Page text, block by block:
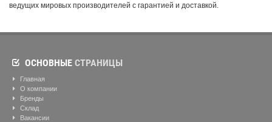
ведущих мировых производителей с гарантией и доставкой.
ОСНОВНЫЕ СТРАНИЦЫ
Главная
О компании
Бренды
Склад
Вакансии